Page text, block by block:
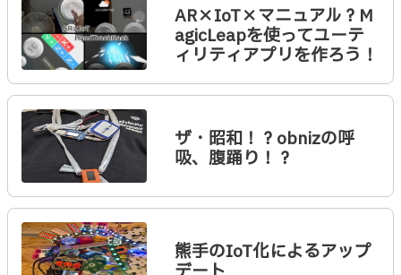
AR×IoT×マニュアル？M
agicLeapを使ってユーテ
ィリティアプリを作ろう！
ザ・昭和！？obnizの呼
吸、腹踊り！？
熊手のIoT化によるアップ